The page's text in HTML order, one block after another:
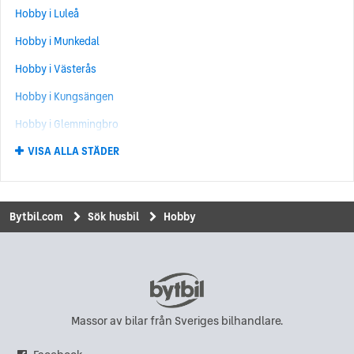
Hobby i Luleå
Hobby i Munkedal
Hobby i Västerås
Hobby i Kungsängen
Hobby i Glemmingbro
Hobby i Karlskrona
Hobby i Karlstad
Hobby i Upplands Väsby
Hobby i Borlänge
VISA ALLA STÄDER
Bytbil.com Sök husbil Hobby
Massor av bilar från Sveriges bilhandlare.